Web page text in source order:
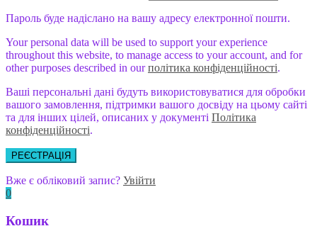
Пароль буде надіслано на вашу адресу електронної пошти.
Your personal data will be used to support your experience
throughout this website, to manage access to your account, and for
other purposes described in ourполітика конфіденційності.
Ваші персональні дані будуть використовуватися для обробки
вашого замовлення, підтримки вашого досвіду на цьому сайті
та для інших цілей, описаних у документі Політика
конфіденційності.
РЕЄСТРАЦІЯ
Вже є обліковий запис? Увійти
0
Кошик